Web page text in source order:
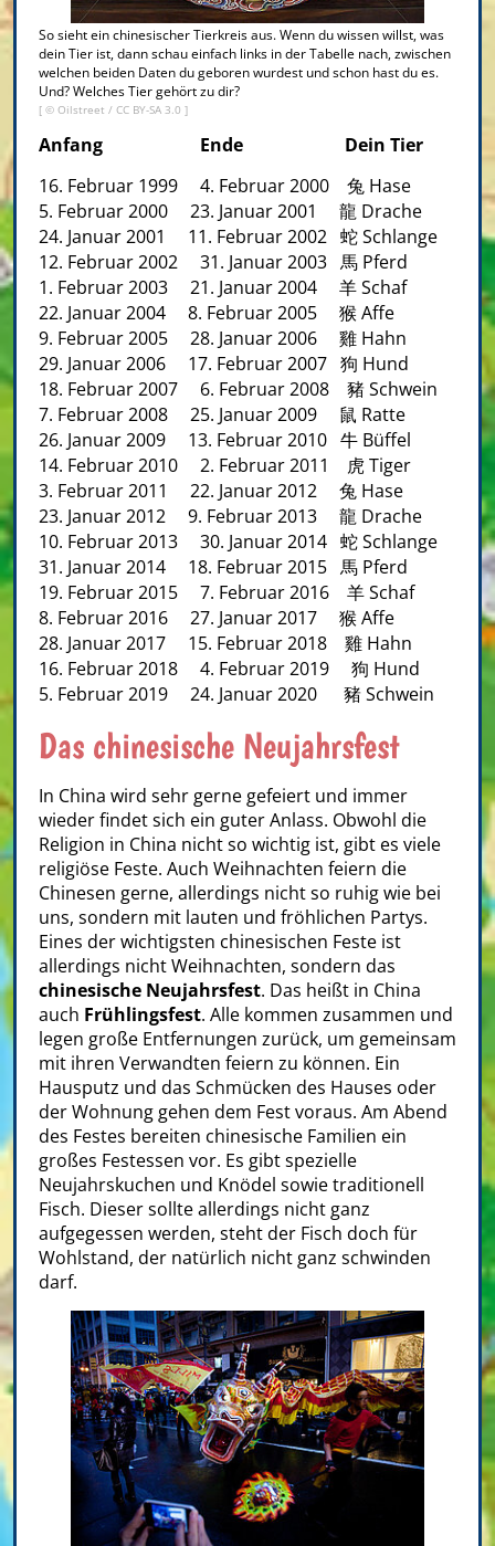
So sieht ein chinesischer Tierkreis aus. Wenn du wissen willst, was
dein Tier ist, dann schau einfach links in der Tabelle nach, zwischen
welchen beiden Daten du geboren wurdest und schon hast du es.
Und? Welches Tier gehört zu dir?
[ © Oilstreet / CC BY-SA 3.0 ]
Anfang Ende Dein Tier
16. Februar 1999 4. Februar 2000 兔 Hase
5. Februar 2000 23. Januar 2001 龍 Drache
24. Januar 2001 11. Februar 2002 蛇 Schlange
12. Februar 2002 31. Januar 2003 馬 Pferd
1. Februar 2003 21. Januar 2004 羊 Schaf
22. Januar 2004 8. Februar 2005 猴 Affe
9. Februar 2005 28. Januar 2006 雞 Hahn
29. Januar 2006 17. Februar 2007 狗 Hund
18. Februar 2007 6. Februar 2008 豬 Schwein
7. Februar 2008 25. Januar 2009 鼠 Ratte
26. Januar 2009 13. Februar 2010 牛 Büffel
14. Februar 2010 2. Februar 2011 虎 Tiger
3. Februar 2011 22. Januar 2012 兔 Hase
23. Januar 2012 9. Februar 2013 龍 Drache
10. Februar 2013 30. Januar 2014 蛇 Schlange
31. Januar 2014 18. Februar 2015 馬 Pferd
19. Februar 2015 7. Februar 2016 羊 Schaf
8. Februar 2016 27. Januar 2017 猴 Affe
28. Januar 2017 15. Februar 2018 雞 Hahn
16. Februar 2018 4. Februar 2019 狗 Hund
5. Februar 2019 24. Januar 2020 豬 Schwein
Das chinesische Neujahrsfest
In China wird sehr gerne gefeiert und immer
wieder findet sich ein guter Anlass. Obwohl die
Religion in China nicht so wichtig ist, gibt es viele
religiöse Feste. Auch Weihnachten feiern die
Chinesen gerne, allerdings nicht so ruhig wie bei
uns, sondern mit lauten und fröhlichen Partys.
Eines der wichtigsten chinesischen Feste ist
allerdings nicht Weihnachten, sondern das
chinesische Neujahrsfest. Das heißt in China
auch Frühlingsfest. Alle kommen zusammen und
legen große Entfernungen zurück, um gemeinsam
mit ihren Verwandten feiern zu können. Ein
Hausputz und das Schmücken des Hauses oder
der Wohnung gehen dem Fest voraus. Am Abend
des Festes bereiten chinesische Familien ein
großes Festessen vor. Es gibt spezielle
Neujahrskuchen und Knödel sowie traditionell
Fisch. Dieser sollte allerdings nicht ganz
aufgegessen werden, steht der Fisch doch für
Wohlstand, der natürlich nicht ganz schwinden
darf.